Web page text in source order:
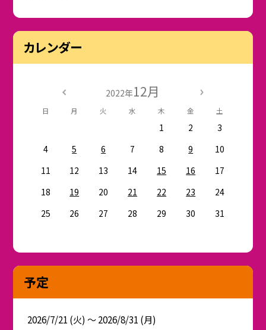
カレンダー
2022年12月
日 月 火 水 木 金 土
1 2
3
4
5 6 7 8 9
10
11
12 13 14 15 16
17
18
19 20 21 22 23
24
25
26 27 28 29 30 31
予定
2026/7/21 (火) ～ 2026/8/31 (月)